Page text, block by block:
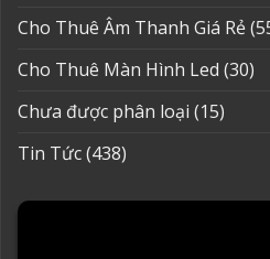
Cho Thuê Âm Thanh Giá Rẻ
Cho Thuê Màn Hình Led (30)
Chưa được phân loại (15)
Tin Tức(438)